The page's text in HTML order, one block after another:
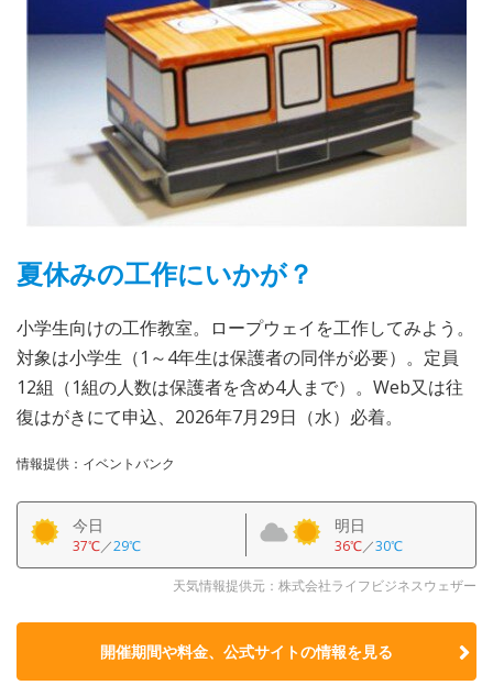
夏休みの工作にいかが？
小学生向けの工作教室。ロープウェイを工作してみよう。
対象は小学生（1～4年生は保護者の同伴が必要）。定員
12組（1組の人数は保護者を含め4人まで）。Web又は往
復はがきにて申込、2026年7月29日（水）必着。
情報提供：イベントバンク
今日
37℃／29℃
明日
36℃／30℃
天気情報提供元：株式会社ライフビジネスウェザー
開催期間や料金、公式サイトの情報を見る